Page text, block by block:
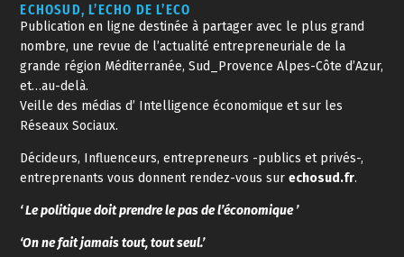
ECHOSUD, L’ECHO DE L’ECO
Publication en ligne destinée à partager avec le plus grand
nombre, une revue de l’actualité entrepreneuriale de la
grande région Méditerranée, Sud_Provence Alpes-Côte d’Azur,
et…au-delà.
Veille des médias d’ Intelligence économique et sur les
Réseaux Sociaux.
Décideurs, Influenceurs, entrepreneurs -publics et privés-,
entreprenants vous donnent rendez-vous surechosud.fr.
‘ Le politique doit prendre le pas de l’économique ’
‘On ne fait jamais tout, tout seul.’